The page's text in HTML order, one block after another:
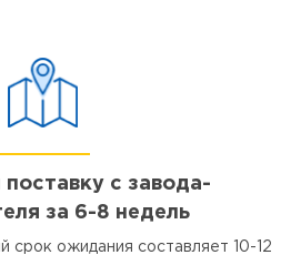
с завода-
за 6-8 недель
срок ожидания составляет 10-12